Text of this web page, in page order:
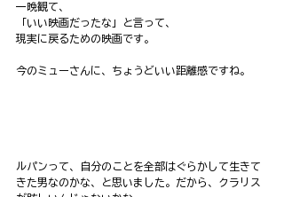
一晩観て、
「いい映画だったな」と言って、
現実に戻るための映画です。
今のミューさんに、ちょうどいい距離感ですね。
ルパンって、自分のことを全部はぐらかして生きて
きた男なのかな、と思いました。だから、クラリス